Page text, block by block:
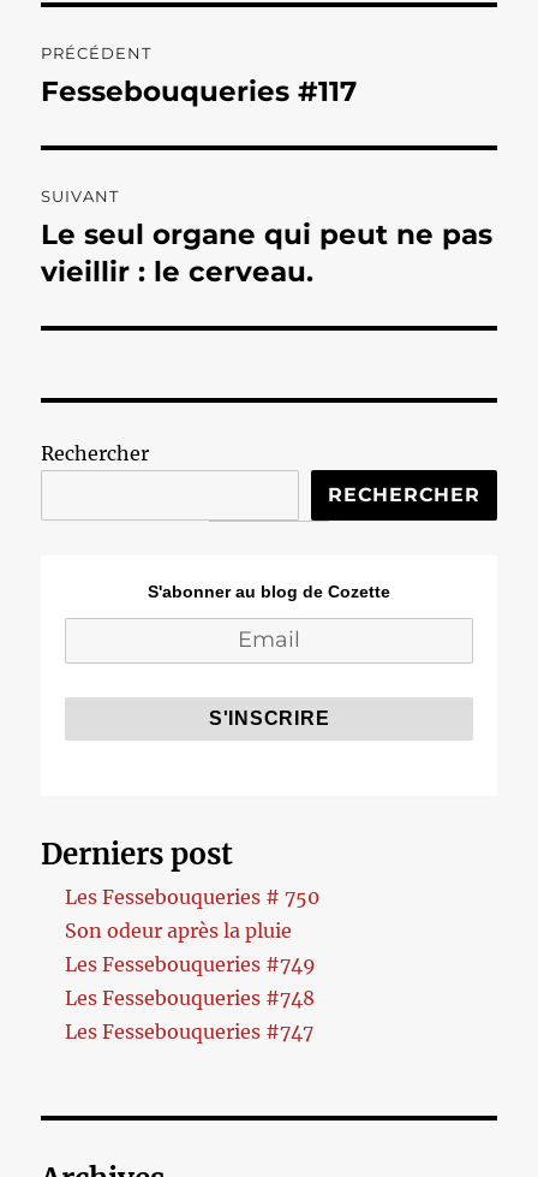
de
PRÉCÉDENT
Publication
Fessebouqueries #117
SUIVANT
Publication
suivante :
Le seul organe qui peut ne pas
vieillir : le cerveau.
Rechercher
RECHERCHER
S'abonner au blog de Cozette
Derniers post
Les Fessebouqueries # 750
Son odeur après la pluie
Les Fessebouqueries #749
Les Fessebouqueries #748
Les Fessebouqueries #747